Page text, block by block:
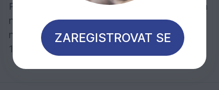
Počet nátěrů: Pro transparentní povrch jeden
nátěr, pro intenzivně zbarvený povrch
naneste dva nátěry.
1 litr stačí při jednom nátěru na cca 24 m2
ZAREGISTROVAT SE